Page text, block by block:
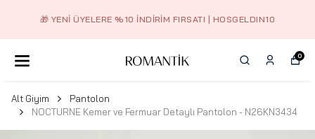
2.500 TL ÜZERI ÜCRETSIZ KARGO
0
Alt Giyim
Pantolon
NOCTURNE Kemer ve Fermuar Detaylı Pantolon - N26KN3434